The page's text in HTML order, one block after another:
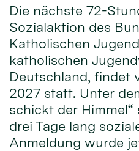
Die nächste 72-
Sozialaktion des
Katholischen
katholischen
Deutschland, findet
2027 statt. Unter
schickt der
drei Tage lang
Anmeldung wurde